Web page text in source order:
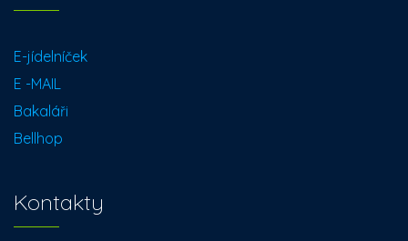
E-jídelníček
E -MAIL
Bakaláři
Bellhop
Kontakty